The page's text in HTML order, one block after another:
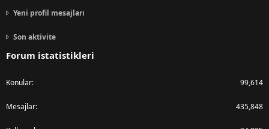
Yeni profil mesajları
Son aktivite
Forum istatistikleri
Konular 99,614
Mesajlar 435,848